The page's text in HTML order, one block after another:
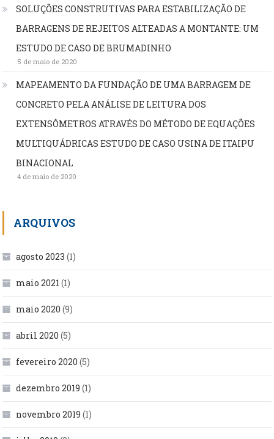
SOLUÇÕES CONSTRUTIVAS PARA ESTABILIZAÇÃO DE
BARRAGENS DE REJEITOS ALTEADAS A MONTANTE: UM
ESTUDO DE CASO DE BRUMADINHO
5 de maio de 2020
MAPEAMENTO DA FUNDAÇÃO DE UMA BARRAGEM DE
CONCRETO PELA ANÁLISE DE LEITURA DOS
EXTENSÔMETROS ATRAVÉS DO MÉTODO DE EQUAÇÕES
MULTIQUÁDRICAS ESTUDO DE CASO USINA DE ITAIPU
BINACIONAL
4 de maio de 2020
ARQUIVOS
agosto 2023 (1)
maio 2021 (1)
maio 2020 (9)
abril 2020 (5)
fevereiro 2020 (5)
dezembro 2019 (1)
novembro 2019 (1)